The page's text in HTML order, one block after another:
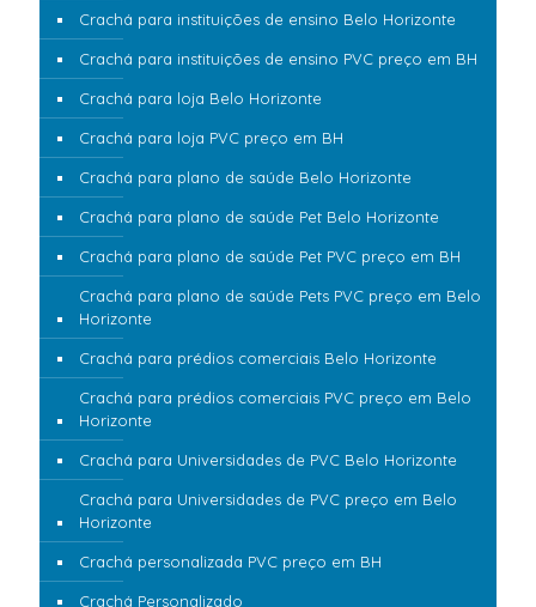
Crachá para instituições de ensino Belo Horizonte
Crachá para instituições de ensino PVC preço em BH
Crachá para loja Belo Horizonte
Crachá para loja PVC preço em BH
Crachá para plano de saúde Belo Horizonte
Crachá para plano de saúde Pet Belo Horizonte
Crachá para plano de saúde Pet PVC preço em BH
Crachá para plano de saúde Pets PVC preço em Belo
Horizonte
Crachá para prédios comerciais Belo Horizonte
Crachá para prédios comerciais PVC preço em Belo
Horizonte
Crachá para Universidades de PVC Belo Horizonte
Crachá para Universidades de PVC preço em Belo
Horizonte
Crachá personalizada PVC preço em BH
Crachá Personalizado